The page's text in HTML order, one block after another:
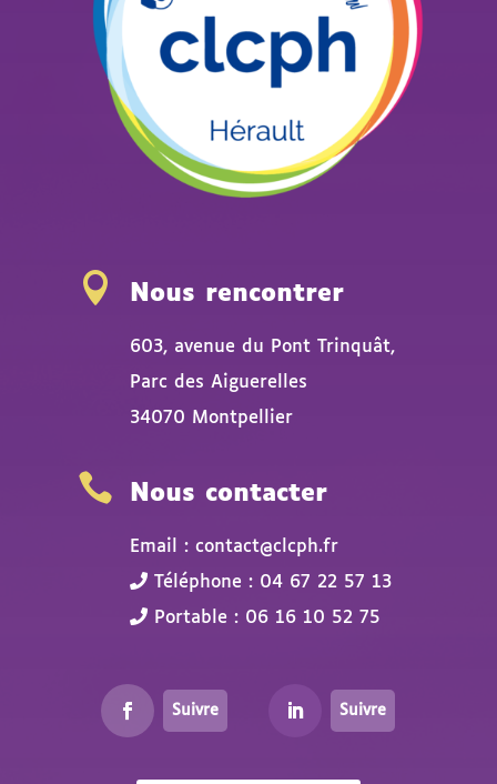
 Nous rencontrer
603, avenue du Pont Trinquât,
Parc des Aiguerelles
34070 Montpellier
 Nous contacter
Email : contact@clcph.fr
Téléphone : 04 67 22 57 13
Portable : 06 16 10 52 75
Suivre Suivre